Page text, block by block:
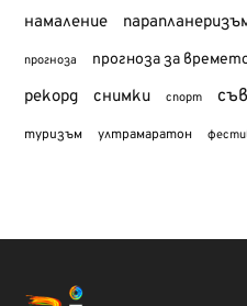
намаление
прогноза прогноза за
рекорд снимки спорт
туризъм ултрамаратон